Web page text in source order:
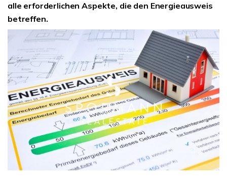
alle erforderlichen Aspekte, die den Energieausweis
betreffen.